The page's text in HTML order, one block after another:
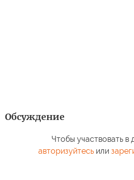
Обсуждение
Чтобы участвовать в
авторизуйтесьили